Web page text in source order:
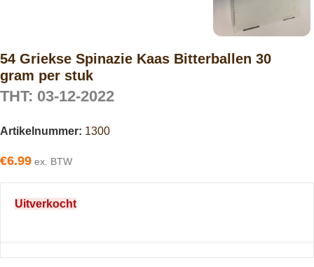
54 Griekse Spinazie Kaas Bitterballen 30
gram per stuk
THT: 03-12-2022
Artikelnummer: 1300
€6.99 ex. BTW
Uitverkocht